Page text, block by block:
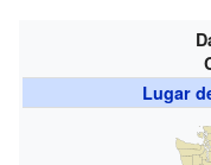
Lugar